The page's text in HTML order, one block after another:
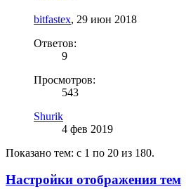
bitfastex, 29 июн 2018
Ответов:
9
Просмотров:
543
Shurik
4 фев 2019
Показано тем: с 1 по 20 из 180.
Настройки отображения тем